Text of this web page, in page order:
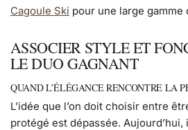
Cagoule Ski pour une large gamme
ASSOCIER STYLE ET
LE DUO GAGNANT
QUAND L’ÉLÉGANCE RENCONTRE LA
L’idée que l’on doit choisir entre
protégé est dépassée.